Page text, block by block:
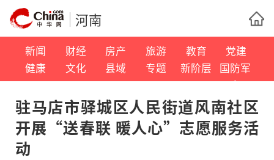
河南
新闻 财经 房产 旅游 教育
党建
健康
文化 县域 专题 新阶层
国防军
事
驻马店市驿城区人民街道风南社区
开展“送春联 暖人心”志愿服务活
动